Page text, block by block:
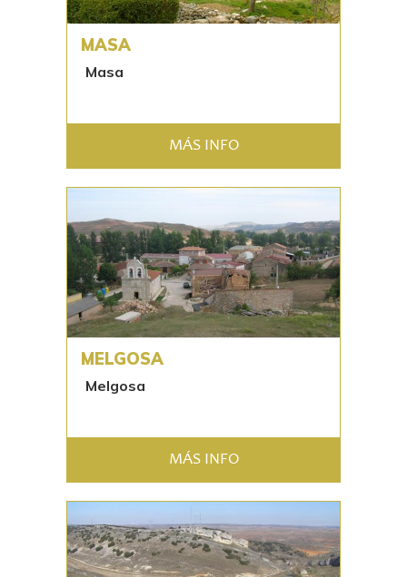
MASA
Masa
MÁS INFO
MELGOSA
Melgosa
MÁS INFO